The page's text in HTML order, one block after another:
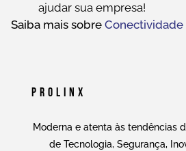
ajudar sua empresa!
Saiba mais sobre Conectividade
Prolinx
Moderna e atenta às tendências
de Tecnologia, Segurança,